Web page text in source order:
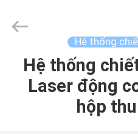
NHÀ
2026
Riselaser
Hệ thống
Hệ thống
Laser động
hộp